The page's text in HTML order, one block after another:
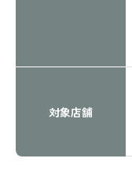
対象店舗